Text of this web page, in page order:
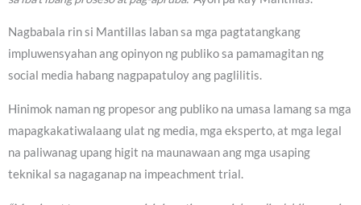
Nagbabala rin si Mantillas laban sa mga pagtatangkang
impluwensyahan ang opinyon ng publiko sa pamamagitan ng
social media habang nagpapatuloy ang paglilitis.
Hinimok naman ng propesor ang publiko na umasa lamang sa mga
mapagkakatiwalaang ulat ng media, mga eksperto, at mga legal
na paliwanag upang higit na maunawaan ang mga usaping
teknikal sa nagaganap na impeachment trial.